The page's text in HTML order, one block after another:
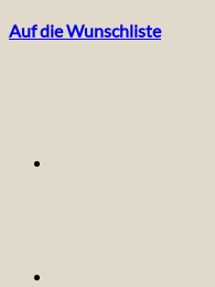
Auf die Wunschliste